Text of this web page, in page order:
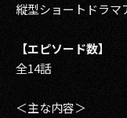
縦型ショートドラマ
【エピソード数】
全14話
＜主な内容＞